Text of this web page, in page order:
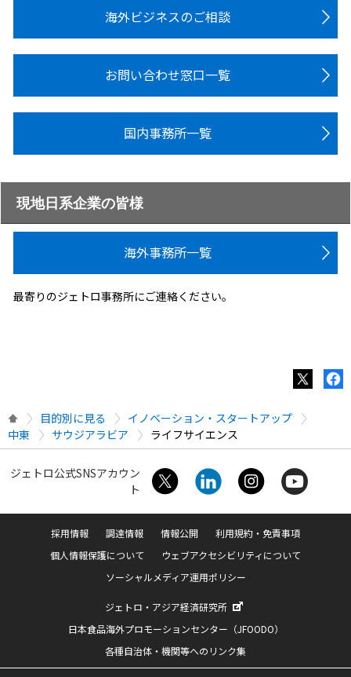
海外ビジネスのご相談
お問い合わせ窓口一覧
国内事務所一覧
現地日系企業の皆様
海外事務所一覧
最寄りのジェトロ事務所にご連絡ください。
目的別に見る
イノベーション・スタートアップ
中東
サウジアラビア ライフサイエンス
ジェトロ公式SNSアカウン
ト
採用情報 調達情報 情報公開
利用規約・免責事項
個人情報保護について
ウェブアクセシビリティについて
ソーシャルメディア運用ポリシー
ジェトロ・アジア経済研究所
日本食品海外プロモーションセンター（JFOODO）
各種自治体・機関等へのリンク集